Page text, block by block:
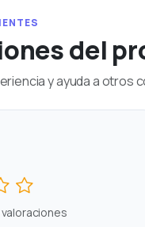
del
y ayuda a otros